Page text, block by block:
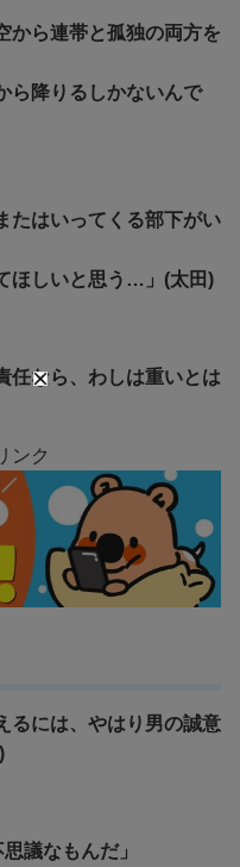
から連帯と孤独の両方を
ら降りるしかないんで
たはいってくる部下がい
ほしいと思う…」(太田)
任なら、わしは重いとは
ンク
るには、やはり男の誠意
議なもんだ」